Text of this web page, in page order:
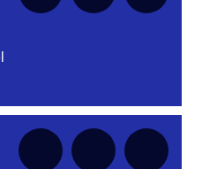
pour cette série pour